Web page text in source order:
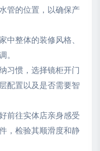
管的位置，以确保产
中整体的装修风格、
。
习惯，选择镜柜开门
配置以及是否需要智
前往实体店亲身感受
，检验其顺滑度和静